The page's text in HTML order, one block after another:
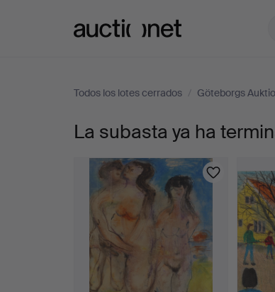
Todos los lotes cerrados / Göteborgs
MANFRED
FLYCKT.
Figuras
en
el
La subasta ya ha